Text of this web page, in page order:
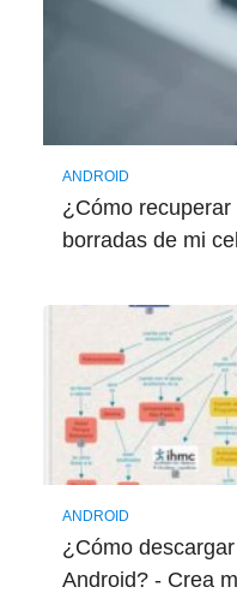
ANDROID
¿Cómo
borradas de mi
ANDROID
¿Cómo
Android? - Crea